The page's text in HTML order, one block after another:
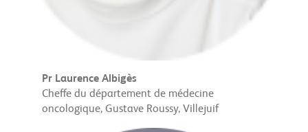
Pr Laurence Albigès
Cheffe du département de médecine
oncologique, Gustave Roussy, Villejuif